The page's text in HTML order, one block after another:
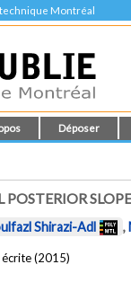
Montréal
Déposer
POSTERIOR
Shirazi-Adl ,
(2015)